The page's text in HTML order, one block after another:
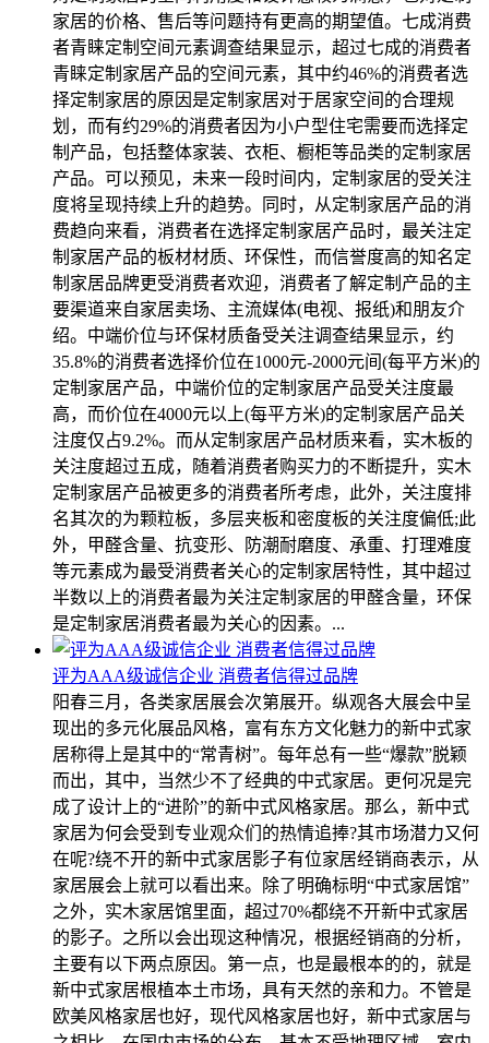
家居的价格、售后等问题持有更高的期望值。七成消费
者青睐定制空间元素调查结果显示，超过七成的消费者
青睐定制家居产品的空间元素，其中约46%的消费者选
择定制家居的原因是定制家居对于居家空间的合理规
划，而有约29%的消费者因为小户型住宅需要而选择定
制产品，包括整体家装、衣柜、橱柜等品类的定制家居
产品。可以预见，未来一段时间内，定制家居的受关注
度将呈现持续上升的趋势。同时，从定制家居产品的消
费趋向来看，消费者在选择定制家居产品时，最关注定
制家居产品的板材材质、环保性，而信誉度高的知名定
制家居品牌更受消费者欢迎，消费者了解定制产品的主
要渠道来自家居卖场、主流媒体(电视、报纸)和朋友介
绍。中端价位与环保材质备受关注调查结果显示，约
35.8%的消费者选择价位在1000元-2000元间(每平方米)的
定制家居产品，中端价位的定制家居产品受关注度最
高，而价位在4000元以上(每平方米)的定制家居产品关
注度仅占9.2%。而从定制家居产品材质来看，实木板的
关注度超过五成，随着消费者购买力的不断提升，实木
定制家居产品被更多的消费者所考虑，此外，关注度排
名其次的为颗粒板，多层夹板和密度板的关注度偏低;此
外，甲醛含量、抗变形、防潮耐磨度、承重、打理难度
等元素成为最受消费者关心的定制家居特性，其中超过
半数以上的消费者最为关注定制家居的甲醛含量，环保
是定制家居消费者最为关心的因素。...
评为AAA级诚信企业 消费者信得过品牌
阳春三月，各类家居展会次第展开。纵观各大展会中呈
现出的多元化展品风格，富有东方文化魅力的新中式家
居称得上是其中的“常青树”。每年总有一些“爆款”脱颖
而出，其中，当然少不了经典的中式家居。更何况是完
成了设计上的“进阶”的新中式风格家居。那么，新中式
家居为何会受到专业观众们的热情追捧?其市场潜力又何
在呢?绕不开的新中式家居影子有位家居经销商表示，从
家居展会上就可以看出来。除了明确标明“中式家居馆”
之外，实木家居馆里面，超过70%都绕不开新中式家居
的影子。之所以会出现这种情况，根据经销商的分析，
主要有以下两点原因。第一点，也是最根本的的，就是
新中式家居根植本土市场，具有天然的亲和力。不管是
欧美风格家居也好，现代风格家居也好，新中式家居与